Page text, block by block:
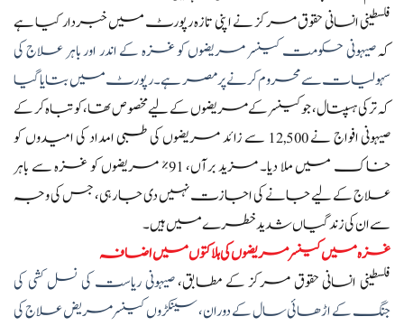
فلسطینی انسانی حقوق مرکز نے اپنی تازہ رپورٹ میں خبردار کیا ہے
کہصیہونی حکومت کینسر مریضوں کو غزہ کے اندر اور باہر علاج کی
سہولیات سے محروم کرنے پر مصر ہے۔ رپورٹ میں بتایا گیا
کہ ترکی ہسپتال، جو کینسر کے مریضوں کے لیے مخصوص تھا، کو تباہ کر کے
صیہونی افواج نے 12,500 سے زائد مریضوں کی طبی امداد کی امیدوں کو
خاک میں ملا دیا۔ مزید برآں، 91% مریضوں کو غزہ سے باہر
علاج کے لیے جانے کی اجازت نہیں دی جا رہی، جس کی وجہ
سے ان کی زندگیاں شدید خطرے میں ہیں۔
غزہ میں کینسر مریضوں کی ہلاکتوں میں اضافہ
فلسطینی انسانی حقوق مرکز کے مطابق،صیہونی ریاست کی نسل کشی کی
جنگ کے اڑھائی سال کے دوران، سینکڑوں کینسر مریض علاج کی